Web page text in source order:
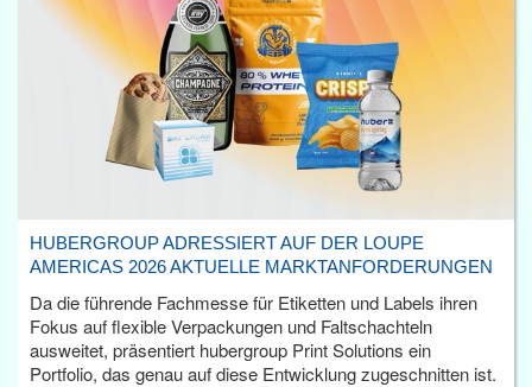
HUBERGROUP ADRESSIERT AUF DER LOUPE
AMERICAS 2026 AKTUELLE MARKTANFORDERUNGEN
Da die führende Fachmesse für Etiketten und Labels ihren
Fokus auf flexible Verpackungen und Faltschachteln
ausweitet, präsentiert hubergroup Print Solutions ein
Portfolio, das genau auf diese Entwicklung zugeschnitten ist.